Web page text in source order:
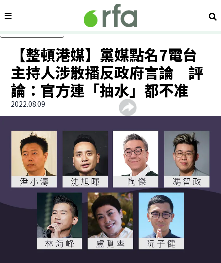
內容分類 搜
【整頓港媒】黨媒點名7電台
主持人涉散播反政府言論 評
論：官方連「抽水」都不准
2022.08.09